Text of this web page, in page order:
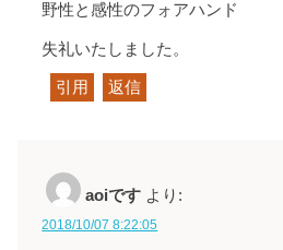
野性と感性のフォアハンド
失礼いたしました。
引用 返信
aoiです より:
2018/10/07 8:22:05